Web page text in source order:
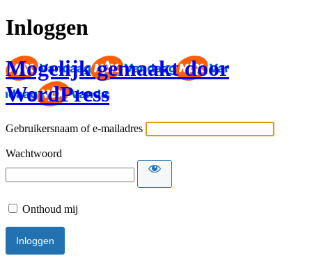
Inloggen
Mogelijk gemaakt door
WordPress
Gebruikersnaam of e-mailadres
Wachtwoord
Onthoud mij